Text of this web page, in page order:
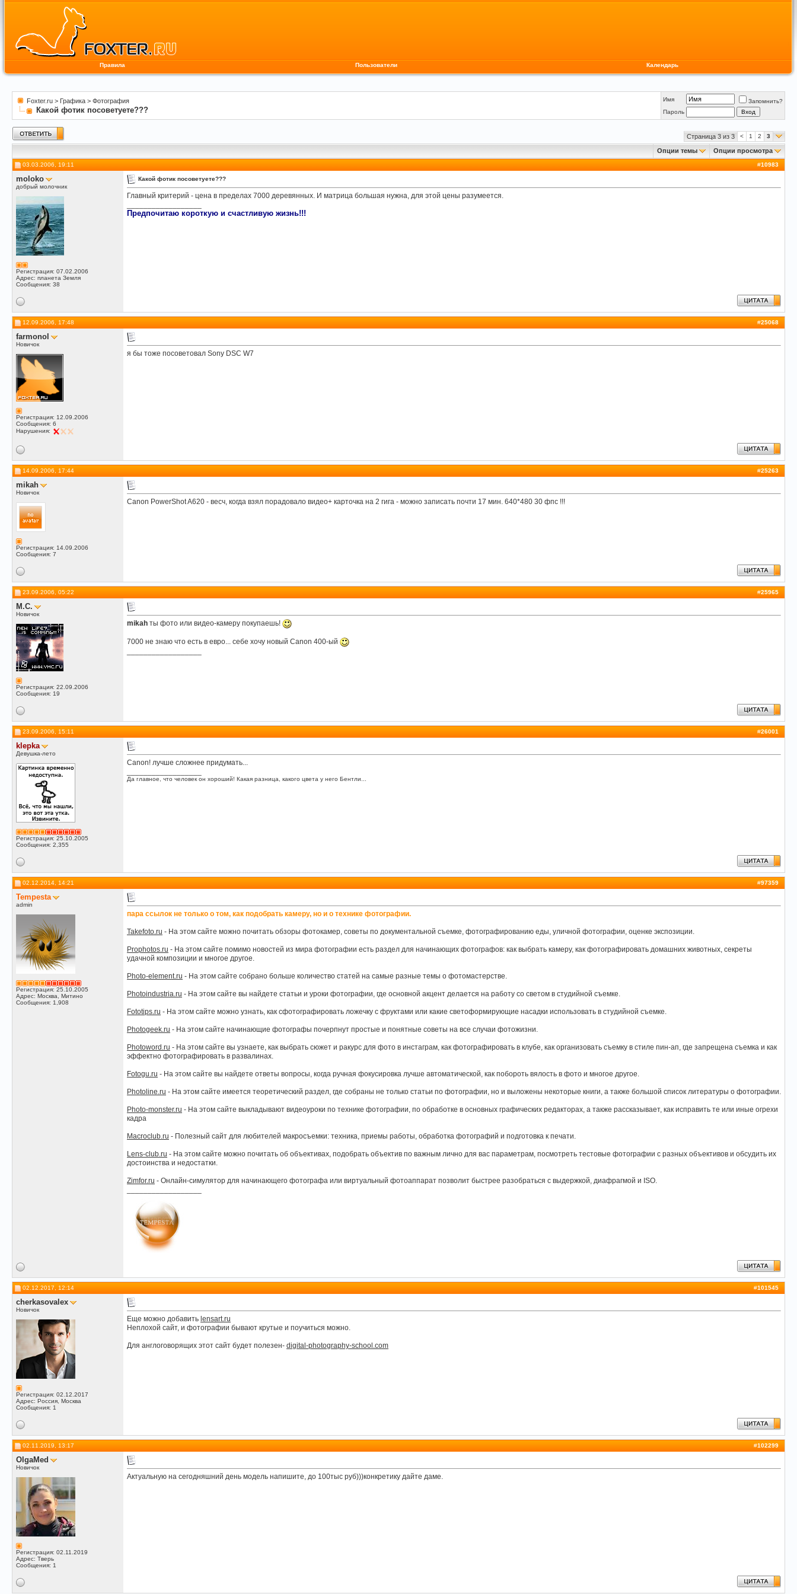
Правила Пользователи Календарь
Foxter.ru > Графика > Фотография
Какой фотик посоветуете???
Имя
Запомнить?
Пароль
Страница 3 из 3 < 1 2 3
Опции темы Опции просмотра
03.03.2006, 19:11 #10983
moloko
добрый молочник
Регистрация: 07.02.2006
Адрес: планета Земля
Сообщения: 38
Какой фотик посоветуете???
Главный критерий - цена в пределах 7000 деревянных. И матрица большая нужна, для этой цены разумеется.
Предпочитаю короткую и счастливую жизнь!!!
12.09.2006, 17:48 #25068
farmonol
Новичок
Регистрация: 12.09.2006
Сообщения: 6
Нарушения:
я бы тоже посоветовал Sony DSC W7
14.09.2006, 17:44 #25263
mikah
Новичок
Регистрация: 14.09.2006
Сообщения: 7
Canon PowerShot A620 - весч, когда взял порадовало видео+ карточка на 2 гига - можно записать почти 17 мин. 640*480 30 фпс !!!
23.09.2006, 05:22 #25965
M.C.
Новичок
Регистрация: 22.09.2006
Сообщения: 19
mikah ты фото или видео-камеру покупаешь!
7000 не знаю что есть в евро... себе хочу новый Canon 400-ый
23.09.2006, 15:11 #26001
klepka
Девушка-лето
Регистрация: 25.10.2005
Сообщения: 2,355
Canon! лучше сложнее придумать...
Да главное, что человек он хороший! Какая разница, какого цвета у него Бентли...
02.12.2014, 14:21 #97359
Tempesta
admin
Регистрация: 25.10.2005
Адрес: Москва, Митино
Сообщения: 1,908
пара ссылок не только о том, как подобрать камеру, но и о технике фотографии.
Takefoto.ru - На этом сайте можно почитать обзоры фотокамер, советы по документальной съемке, фотографированию еды, уличной фотографии, оценке экспозиции.
Prophotos.ru - На этом сайте помимо новостей из мира фотографии есть раздел для начинающих фотографов: как выбрать камеру, как фотографировать домашних животных, секреты
удачной композиции и многое другое.
Photo-element.ru - На этом сайте собрано больше количество статей на самые разные темы о фотомастерстве.
Photoindustria.ru - На этом сайте вы найдете статьи и уроки фотографии, где основной акцент делается на работу со светом в студийной съемке.
Fototips.ru - На этом сайте можно узнать, как сфотографировать ложечку с фруктами или какие светоформирующие насадки использовать в студийной съемке.
Photogeek.ru - На этом сайте начинающие фотографы почерпнут простые и понятные советы на все случаи фотожизни.
Photoword.ru - На этом сайте вы узнаете, как выбрать сюжет и ракурс для фото в инстаграм, как фотографировать в клубе, как организовать съемку в стиле пин-ап, где запрещена съемка и как
эффектно фотографировать в развалинах.
Fotogu.ru - На этом сайте вы найдете ответы вопросы, когда ручная фокусировка лучше автоматической, как побороть вялость в фото и многое другое.
Photoline.ru - На этом сайте имеется теоретический раздел, где собраны не только статьи по фотографии, но и выложены некоторые книги, а также большой список литературы о фотографии.
Photo-monster.ru - На этом сайте выкладывают видеоуроки по технике фотографии, по обработке в основных графических редакторах, а также рассказывает, как исправить те или иные огрехи
кадра
Macroclub.ru - Полезный сайт для любителей макросъемки: техника, приемы работы, обработка фотографий и подготовка к печати.
Lens-club.ru - На этом сайте можно почитать об объективах, подобрать объектив по важным лично для вас параметрам, посмотреть тестовые фотографии с разных объективов и обсудить их
достоинства и недостатки.
Zimfor.ru - Онлайн-симулятор для начинающего фотографа или виртуальный фотоаппарат позволит быстрее разобраться с выдержкой, диафрагмой и ISO.
02.12.2017, 12:14 #101545
сherkasovalex
Новичок
Регистрация: 02.12.2017
Адрес: Россия, Москва
Сообщения: 1
Еще можно добавить lensart.ru
Неплохой сайт, и фотографии бывают крутые и поучиться можно.
Для англоговорящих этот сайт будет полезен- digital-photography-school.com
02.11.2019, 13:17 #102299
OlgaMed
Новичок
Регистрация: 02.11.2019
Адрес: Тверь
Сообщения: 1
Актуальную на сегодняшний день модель напишите, до 100тыс руб)))конкретику дайте даме.